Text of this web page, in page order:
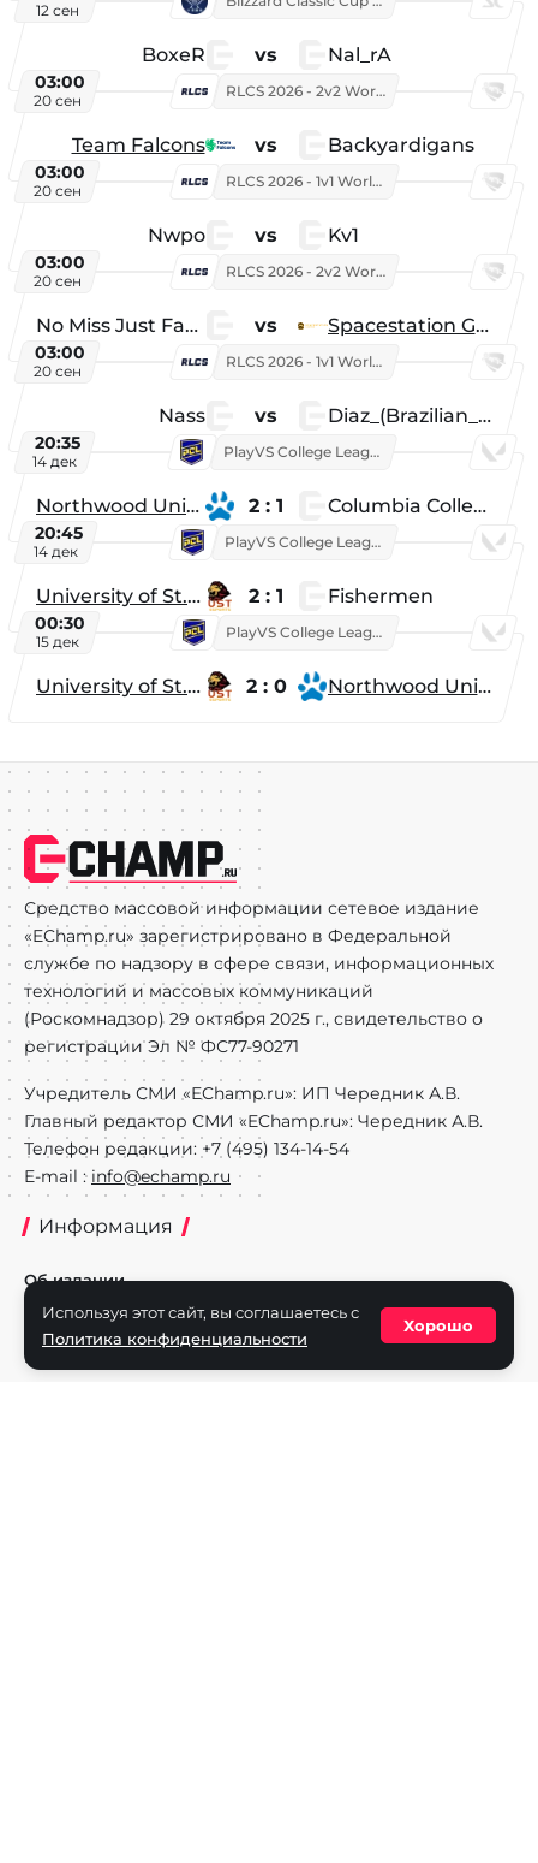
12 сен
BoxeR vs Nal_rA
03:00
20 сен
RLCS 2026 - 2v2 World Championship
Team Falcons vs Backyardigans
03:00
20 сен
RLCS 2026 - 1v1 World Championship
Nwpo vs Kv1
03:00
20 сен
RLCS 2026 - 2v2 World Championship
No Miss Just Fake vs Spacestation Gaming
03:00
20 сен
RLCS 2026 - 1v1 World Championship
Nass vs Diaz_(Brazilian_Player)
20:35
14 дек
PlayVS College League 2025: Fall
Northwood University 2 : 1 Columbia College
20:45
14 дек
PlayVS College League 2025: Fall
University of St. Thomas 2 : 1 Fishermen
00:30
15 дек
PlayVS College League 2025: Fall
University of St. Thomas 2 : 0 Northwood University
Средство массовой информации сетевое издание
«EChamp.ru» зарегистрировано в Федеральной
службе по надзору в сфере связи, информационных
технологий и массовых коммуникаций
(Роскомнадзор) 29 октября 2025 г., свидетельство о
регистрации Эл № ФС77-90271
Учредитель СМИ «EChamp.ru»: ИП Чередник А.В.
Главный редактор СМИ «EChamp.ru»: Чередник А.В.
Телефон редакции: +7 (495) 134-14-54
E-mail : info@echamp.ru
Информация
Об издании
Реклама на портале
Политика конфиденциальности
Используя этот сайт, вы соглашаетесь с
Политика конфиденциальности
Хорошо